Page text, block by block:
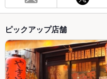
ピックアップ店舗